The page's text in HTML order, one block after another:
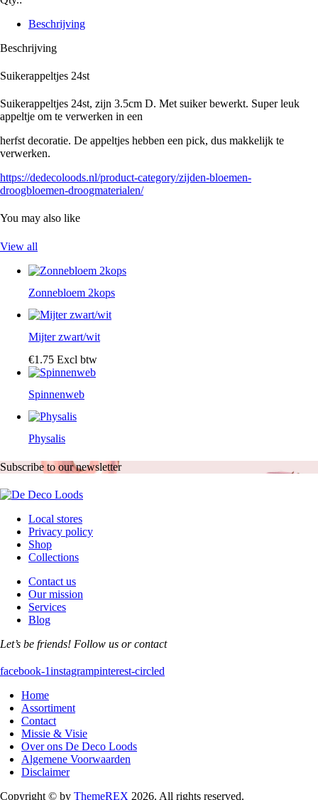
Beschrijving
Beschrijving
Suikerappeltjes 24st
Suikerappeltjes 24st, zijn 3.5cm D. Met suiker bewerkt. Super leuk
appeltje om te verwerken in een
herfst decoratie. De appeltjes hebben een pick, dus makkelijk te
verwerken.
https://dedecoloods.nl/product-category/zijden-bloemen-
droogbloemen-droogmaterialen/
You may also like
View all
Zonnebloem 2kops
Mijter zwart/wit
€1 .75 Excl btw
Spinnenweb
Physalis
Subscribe to our newsletter
Local stores
Privacy policy
Shop
Collections
Contact us
Our mission
Services
Blog
Let’s be friends! Follow us or contact
facebook-1instagrampinterest-circled
Home
Assortiment
Contact
Missie & Visie
Over ons De Deco Loods
Algemene Voorwaarden
Disclaimer
Copyright © by ThemeREX 2026. All rights reserved.